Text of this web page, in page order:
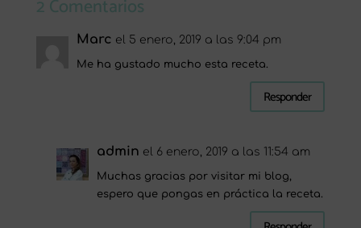
2 Comentarios
Marc el 5 enero, 2019 a las 9:04 pm
Me ha gustado mucho esta receta.
Responder
admin el 6 enero, 2019 a las 11:54 am
Muchas gracias por visitar mi blog,
espero que pongas en práctica la receta.